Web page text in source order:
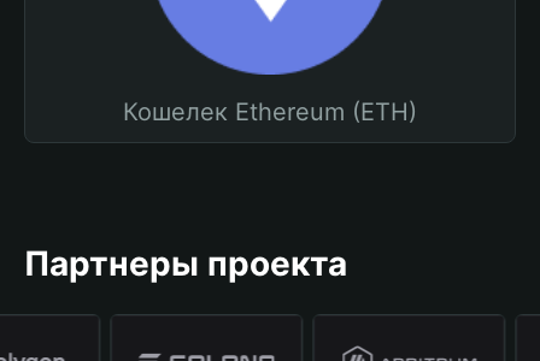
Кошелек Ethereum (ETH)
Партнеры проекта